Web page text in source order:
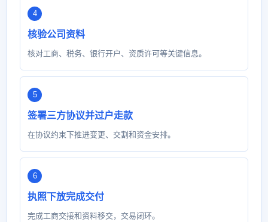
核验公司资料
核对工商、税务、银行开户、资质许可等关键信息。
签署三方协议并过户走款
在协议约束下推进变更、交割和资金安排。
执照下放完成交付
完成工商交接和资料移交，交易闭环。